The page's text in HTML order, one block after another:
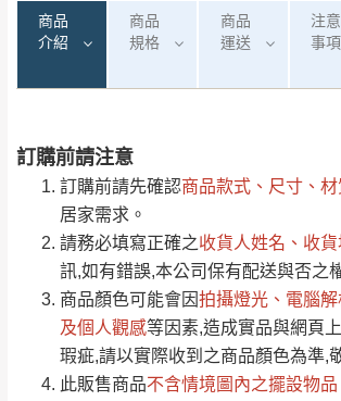
商品
介紹
商品
規格
商品
運送
注意
事項
訂購前請注意
訂購前請先確認商品款式、尺寸、材
居家需求。
請務必填寫正確之收貨人姓名、收
訊,如有錯誤,本公司保有配送與否之
商品顏色可能會因拍攝燈光、電腦
及個人觀感等因素,造成實品與網頁
瑕疵,請以實際收到之商品顏色為準,
此販售商品不含情境圖內之擺設物品
運 費 說 明
運送地區 運送費用
桃園
注意事項：
由於品項繁多，網頁無法及時更
要購買商品，請於出發前來電或
Line客服」來信確認商品是否有
「金額」。
若商品價格或庫存有異常，商家
單。部分網路商品恕無法更改原設計
見諒！
0/5 (0)筆
全部 依評論高至低排列
依評論低至高排列 只顯示附上圖
只顯示附上評論